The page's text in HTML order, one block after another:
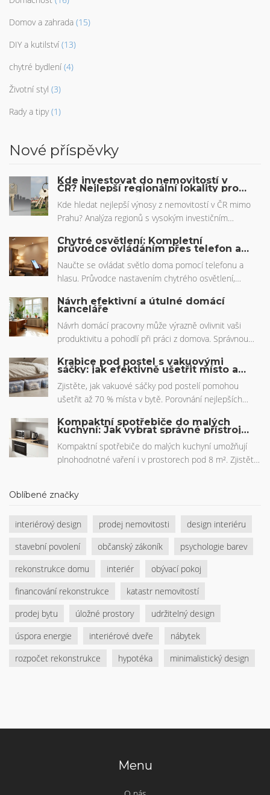
Domov a zahrada (15)
DIY a kutilství (13)
chytré bydlení (4)
Životní styl (3)
Rady a tipy (1)
Nové příspěvky
Kde investovat do nemovitostí v
ČR? Nejlepší regionální lokality pro
Kde hledat nejlepší výnosy z nemovitostí v ČR mimo
Prahu? Analýza regionů s vysokým investičním
Chytré osvětlení: Kompletní
průvodce ovládáním přes telefon a
Naučte se ovládat světlo doma pomocí telefonu a
hlasu. Průvodce nastavením chytrého osvětlení,
vašeho domova.
Návrh efektivní a útulné domácí
kanceláře
Návrh domácí pracovny může výrazně ovlivnit vaši
produktivitu a pohodlí při práci z domova. Správnou
který podpoří kreativitu a soustředěnost. Tento článek
zváženy při plánování domácí kanceláře, včetně
rozvržení, výběru nábytku a důležitosti správného
osvětlení. Níže se dozvíte konkrétní tipy a triky, jak si
uspořádat pracovní prostor podle vašich potřeb.
Krabice pod postel s vakuovými
sáčky: jak efektivně ušetřit místo a
Zjistěte, jak vakuové sáčky pod postelí pomohou
ušetřit až 70 % místa v bytě. Porovnání nejlepších
Kompaktní spotřebiče do malých
kuchyní: Jak vybrat správné přístroje
Kompaktní spotřebiče do malých kuchyní umožňují
plnohodnotné vaření i v prostorech pod 8 m². Zjistěte,
Oblíbené značky
interiérový design prodej nemovitosti
design interiéru
stavební povolení
občanský zákoník
psychologie barev
rekonstrukce domu
interiér
obývací pokoj
financování rekonstrukce
katastr nemovitostí
prodej bytu
úložné prostory
udržitelný design
úspora energie
interiérové dveře
nábytek
rozpočet rekonstrukce
hypotéka minimalistický design
Menu